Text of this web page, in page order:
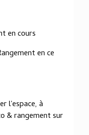
en cours
en ce
l'espace, à
& rangement sur